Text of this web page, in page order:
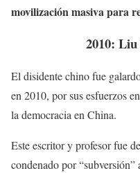
movilización masiva para
2010:
El disidente chino fue
en 2010, por sus esfuerzos
la democracia en China.
Este escritor y profesor fue
condenado por